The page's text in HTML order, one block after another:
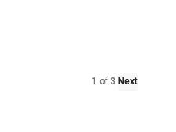
1 of 3 Next